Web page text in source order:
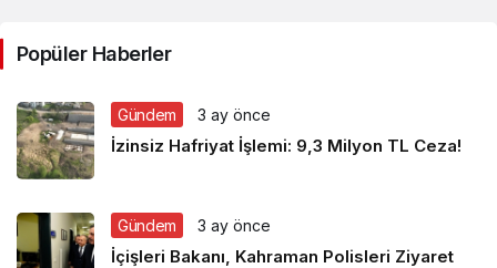
Popüler Haberler
Gündem 3 ay önce
İzinsiz Hafriyat İşlemi: 9,3 Milyon TL Ceza!
Gündem 3 ay önce
İçişleri Bakanı, Kahraman Polisleri Ziyaret